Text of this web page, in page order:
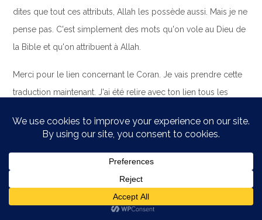
dites que tout ces attributs, Allah les possède aussi. Mais je ne
pense pas. C'est simplement des mots qu'on vole au Dieu de
la Bible et qu'on attribuent à Allah.
Merci pour le lien concernant le Coran. Je vais prendre cette
traduction maintenant. J'ai été relire avec ton lien tous les
bien que la traduction soit un peu différente, le contenu reste
mais j'en ai d'autres… D'après la traduction que tu m'as donné,
Sourate 4:34 affirme que les hommes peuvent battre leur